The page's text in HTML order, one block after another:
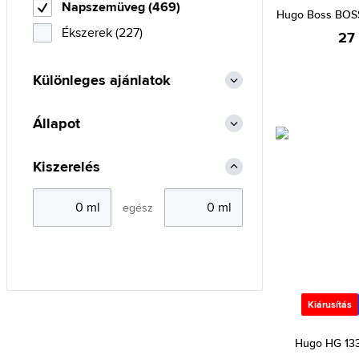
Hugo Boss
27
Kiárusítás
Hugo HG
Joules (2)
Just Cavalli (2)
Lacoste (19)
Levi's (14)
Longchamp (6)
Napszemüveg (469)
Ékszerek (227)
Különleges ajánlatok
Állapot
Kiszerelés
egész